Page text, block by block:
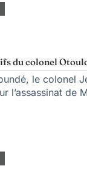
du colonel
le colonel
l’assassinat de